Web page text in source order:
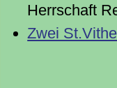
Herrschaft
Zwei